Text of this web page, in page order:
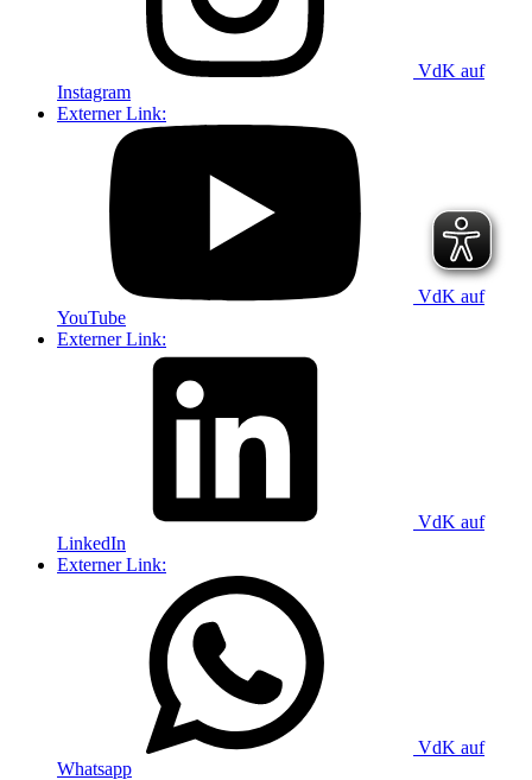
VdK auf
Instagram
Externer Link:
VdK auf
YouTube
Externer Link:
VdK auf
LinkedIn
Externer Link:
VdK auf
Whatsapp